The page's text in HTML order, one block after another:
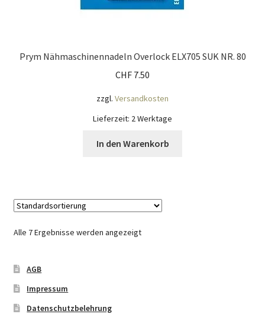
Prym Nähmaschinennadeln Overlock ELX705 SUK NR. 80
CHF 7.50
zzgl. Versandkosten
Lieferzeit: 2 Werktage
In den Warenkorb
Alle 7 Ergebnisse werden angezeigt
AGB
Impressum
Datenschutzbelehrung